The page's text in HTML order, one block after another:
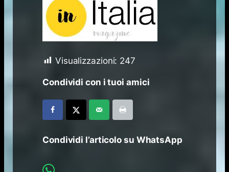
Visualizzazioni: 247
Condividi con i tuoi amici
Condividi l’articolo su WhatsApp